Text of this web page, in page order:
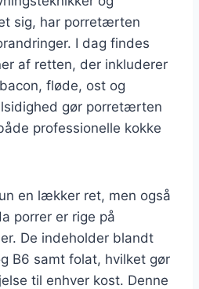
sig, har porretærten
I dag findes
af retten, der inkluderer
fløde, ost og
gør porretærten
professionelle kokke
en lækker ret, men også
porrer er rige på
De indeholder blandt
B6 samt folat, hvilket gør
til enhver kost. Denne